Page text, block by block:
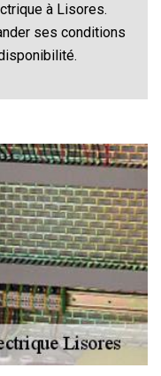
à Lisores.
ses conditions